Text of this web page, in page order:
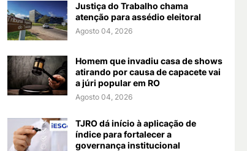
Justiça do Trabalho chama
atenção para assédio eleitoral
Agosto 04, 2026
Homem que invadiu casa de shows
atirando por causa de capacete vai
a júri popular em RO
Agosto 04, 2026
TJRO dá início à aplicação de
índice para fortalecer a
governança institucional